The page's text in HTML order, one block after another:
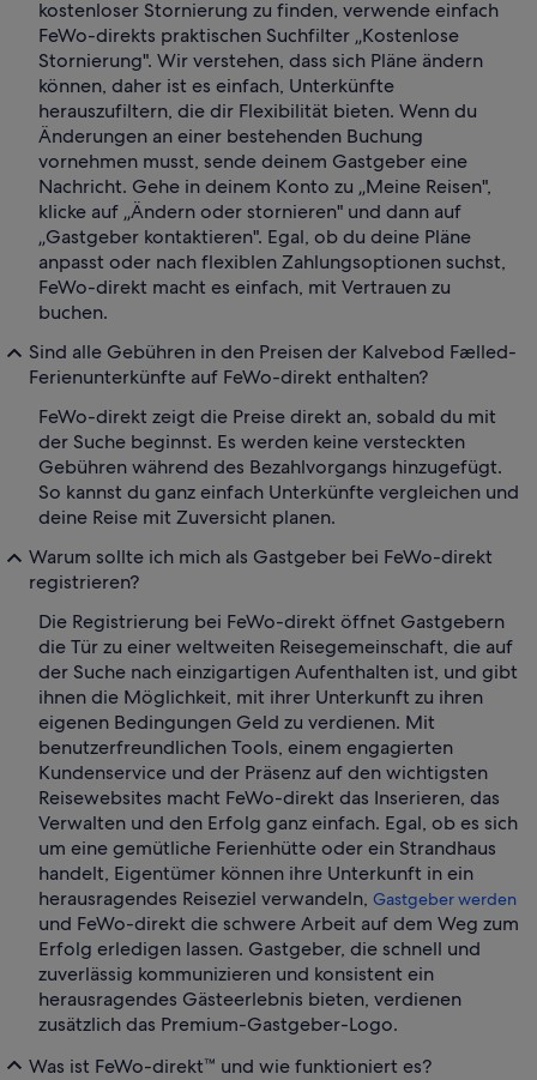
kostenloser Stornierung zu finden, verwende einfach
FeWo-direkts praktischen Suchfilter „Kostenlose
Stornierung". Wir verstehen, dass sich Pläne ändern
können, daher ist es einfach, Unterkünfte
herauszufiltern, die dir Flexibilität bieten. Wenn du
Änderungen an einer bestehenden Buchung
vornehmen musst, sende deinem Gastgeber eine
Nachricht. Gehe in deinem Konto zu „Meine Reisen",
klicke auf „Ändern oder stornieren" und dann auf
„Gastgeber kontaktieren". Egal, ob du deine Pläne
anpasst oder nach flexiblen Zahlungsoptionen suchst,
FeWo-direkt macht es einfach, mit Vertrauen zu
buchen.
Sind alle Gebühren in den Preisen der Kalvebod Fælled-
Ferienunterkünfte auf FeWo-direkt enthalten?
FeWo-direkt zeigt die Preise direkt an, sobald du mit
der Suche beginnst. Es werden keine versteckten
Gebühren während des Bezahlvorgangs hinzugefügt.
So kannst du ganz einfach Unterkünfte vergleichen und
deine Reise mit Zuversicht planen.
Warum sollte ich mich als Gastgeber bei FeWo-direkt
registrieren?
Die Registrierung bei FeWo-direkt öffnet Gastgebern
die Tür zu einer weltweiten Reisegemeinschaft, die auf
der Suche nach einzigartigen Aufenthalten ist, und gibt
ihnen die Möglichkeit, mit ihrer Unterkunft zu ihren
eigenen Bedingungen Geld zu verdienen. Mit
benutzerfreundlichen Tools, einem engagierten
Kundenservice und der Präsenz auf den wichtigsten
Reisewebsites macht FeWo-direkt das Inserieren, das
Verwalten und den Erfolg ganz einfach. Egal, ob es sich
um eine gemütliche Ferienhütte oder ein Strandhaus
handelt, Eigentümer können ihre Unterkunft in ein
herausragendes Reiseziel verwandeln, Gastgeber werden
und FeWo-direkt die schwere Arbeit auf dem Weg zum
Erfolg erledigen lassen. Gastgeber, die schnell und
zuverlässig kommunizieren und konsistent ein
herausragendes Gästeerlebnis bieten, verdienen
zusätzlich das Premium-Gastgeber-Logo.
Was ist FeWo-direkt™ und wie funktioniert es?